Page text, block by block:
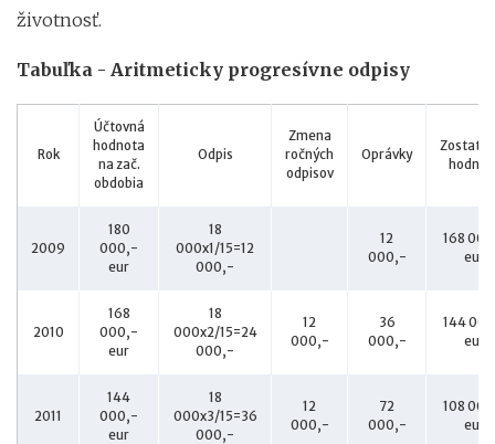
životnosť.
Tabuľka - Aritmeticky progresívne odpisy
Rok
Účtovná
hodnota
na zač.
obdobia
Odpis
Zmena
ročných
odpisov
Oprávky
2009
180
000,-
eur
18
000x1/15=12
000,-
12
000,-
168
eur
2010
168
000,-
eur
18
000x2/15=24
000,-
12
000,-
36
000,-
144
eur
2011
144
000,-
eur
18
000x3/15=36
000,-
12
000,-
72
000,-
108
eur